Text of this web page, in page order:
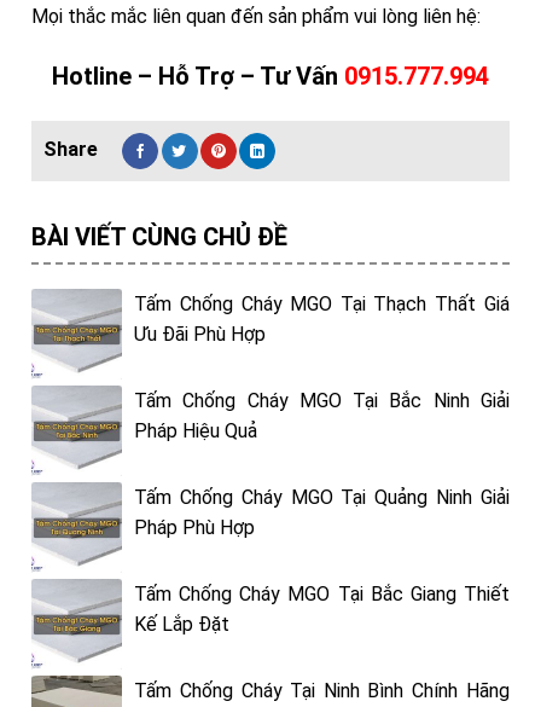
Mọi thắc mắc liên quan đến sản phẩm vui lòng liên hệ:
Hotline – Hỗ Trợ – Tư Vấn 0915.777.994
BÀI VIẾT CÙNG CHỦ ĐỀ
Tấm Chống Cháy MGO Tại Thạch Thất Giá
Ưu Đãi Phù Hợp
Tấm Chống Cháy MGO Tại Bắc Ninh Giải
Pháp Hiệu Quả
Tấm Chống Cháy MGO Tại Quảng Ninh Giải
Pháp Phù Hợp
Tấm Chống Cháy MGO Tại Bắc Giang Thiết
Kế Lắp Đặt
Tấm Chống Cháy Tại Ninh Bình Chính Hãng